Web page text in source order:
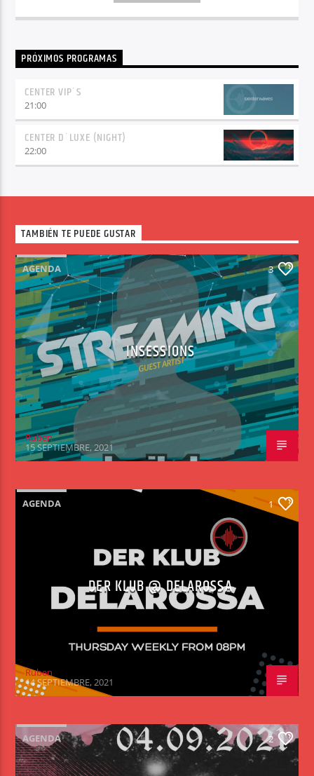
PRÓXIMOS PROGRAMAS
CENTER VIP´S
21:00
CENTER D´LUXE (NIGHT)
22:00
TAMBIÉN TE PUEDE GUSTAR
AGENDA 3
INSESSIONS
Ruben
15 SEPTIEMBRE, 2021
AGENDA 1
DER KLUB @ DELAROSSA
Ruben
14 SEPTIEMBRE, 2021
AGENDA 2